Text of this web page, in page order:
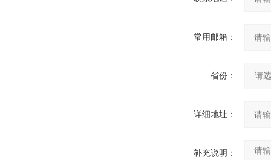
常用邮箱：
省份：
详细地址：
补充说明：